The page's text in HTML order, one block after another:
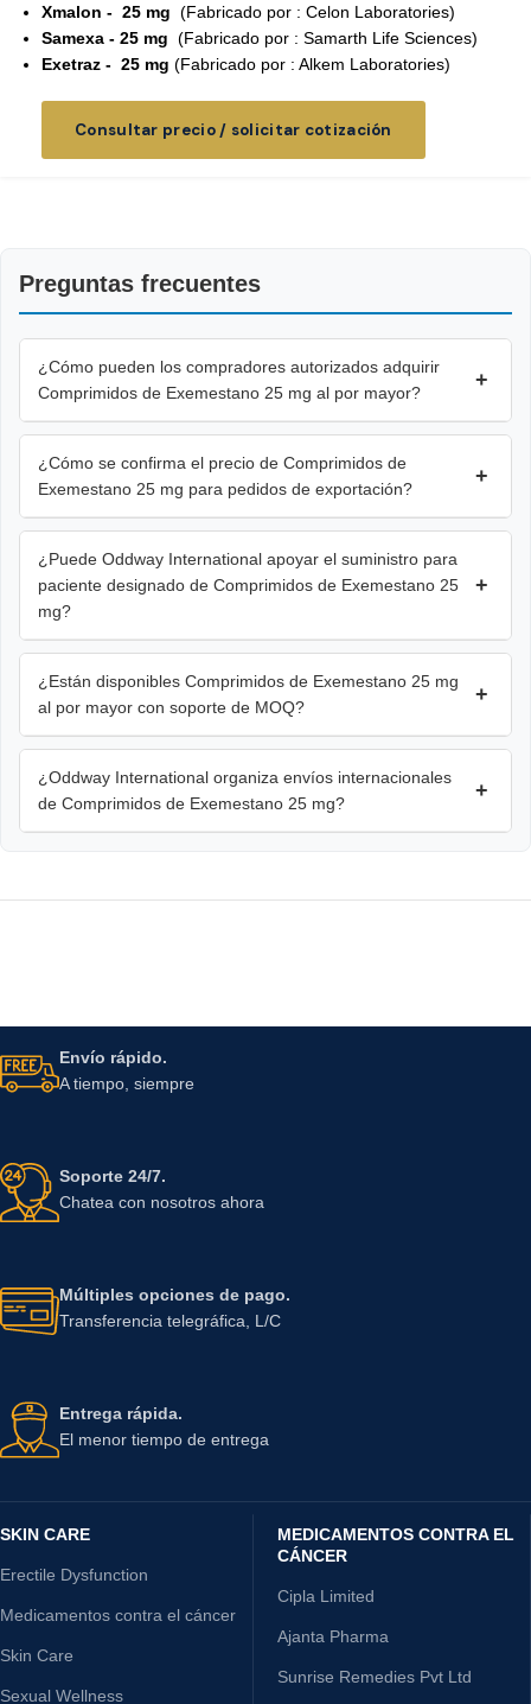
Xmalon - 25 mg (Fabricado por : Celon Laboratories)
Samexa - 25 mg (Fabricado por : Samarth Life Sciences)
Exetraz - 25 mg (Fabricado por : Alkem Laboratories)
Consultar precio / solicitar cotización
Preguntas frecuentes
¿Cómo pueden los compradores autorizados adquirir
Comprimidos de Exemestano 25 mg al por mayor?
+
¿Cómo se confirma el precio de Comprimidos de
Exemestano 25 mg para pedidos de exportación?
+
¿Puede Oddway International apoyar el suministro para
paciente designado de Comprimidos de Exemestano 25
mg?
+
¿Están disponibles Comprimidos de Exemestano 25 mg
al por mayor con soporte de MOQ?
+
¿Oddway International organiza envíos internacionales
de Comprimidos de Exemestano 25 mg?
+
Envío rápido.
A tiempo, siempre
Soporte 24/7.
Chatea con nosotros ahora
Múltiples opciones de pago.
Transferencia telegráfica, L/C
Entrega rápida.
El menor tiempo de entrega
SKIN CARE
Erectile Dysfunction
Medicamentos contra el cáncer
Skin Care
Sexual Wellness
MEDICAMENTOS CONTRA EL
CÁNCER
Cipla Limited
Ajanta Pharma
Sunrise Remedies Pvt Ltd